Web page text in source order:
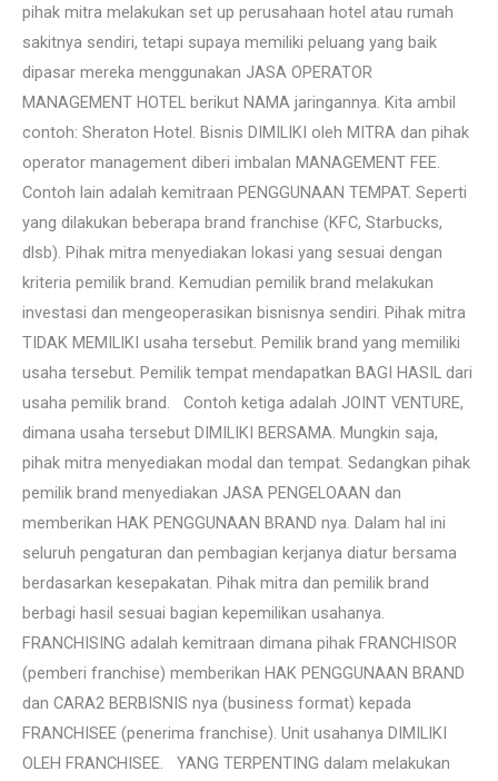
pihak mitra melakukan set up perusahaan hotel atau rumah
sakitnya sendiri, tetapi supaya memiliki peluang yang baik
dipasar mereka menggunakan JASA OPERATOR
MANAGEMENT HOTEL berikut NAMA jaringannya. Kita ambil
contoh: Sheraton Hotel. Bisnis DIMILIKI oleh MITRA dan pihak
operator management diberi imbalan MANAGEMENT FEE.
Contoh lain adalah kemitraan PENGGUNAAN TEMPAT. Seperti
yang dilakukan beberapa brand franchise (KFC, Starbucks,
dlsb). Pihak mitra menyediakan lokasi yang sesuai dengan
kriteria pemilik brand. Kemudian pemilik brand melakukan
investasi dan mengeoperasikan bisnisnya sendiri. Pihak mitra
TIDAK MEMILIKI usaha tersebut. Pemilik brand yang memiliki
usaha tersebut. Pemilik tempat mendapatkan BAGI HASIL dari
usaha pemilik brand. Contoh ketiga adalah JOINT VENTURE,
dimana usaha tersebut DIMILIKI BERSAMA. Mungkin saja,
pihak mitra menyediakan modal dan tempat. Sedangkan pihak
pemilik brand menyediakan JASA PENGELOAAN dan
memberikan HAK PENGGUNAAN BRAND nya. Dalam hal ini
seluruh pengaturan dan pembagian kerjanya diatur bersama
berdasarkan kesepakatan. Pihak mitra dan pemilik brand
berbagi hasil sesuai bagian kepemilikan usahanya.
FRANCHISING adalah kemitraan dimana pihak FRANCHISOR
(pemberi franchise) memberikan HAK PENGGUNAAN BRAND
dan CARA2 BERBISNIS nya (business format) kepada
FRANCHISEE (penerima franchise). Unit usahanya DIMILIKI
OLEH FRANCHISEE. YANG TERPENTING dalam melakukan